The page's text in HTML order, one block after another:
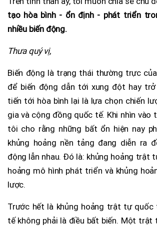
tạo hòa bình - ổn định - phát triển
nhiều biến động.
Thưa quý vị,
Biến động là trạng thái thường trực
để biến động dẫn tới xung đột hay
tiến tới hòa bình lại là lựa chọn chiến
gia và cộng đồng quốc tế. Khi nhìn vào
tôi cho rằng những bất ổn hiện nay
khủng hoảng nền tảng đang diễn ra
động lẫn nhau. Đó là: khủng hoảng trật
hoảng mô hình phát triển và khủng
lược.
Trước hết là khủng hoảng trật tự
tế không phải là điều bất biến. Một trật